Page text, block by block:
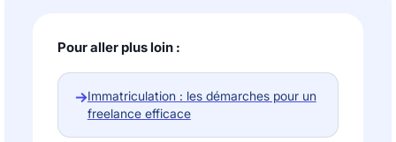
Pour aller plus loin :
→Immatriculation : les démarches pour un
freelance efficace